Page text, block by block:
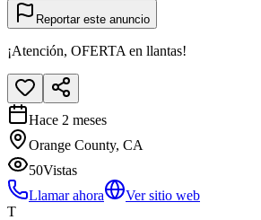
Reportar este anuncio
¡Atención, OFERTA en llantas!
Hace 2 meses
Orange County, CA
50Vistas
Llamar ahora
Ver sitio web
T